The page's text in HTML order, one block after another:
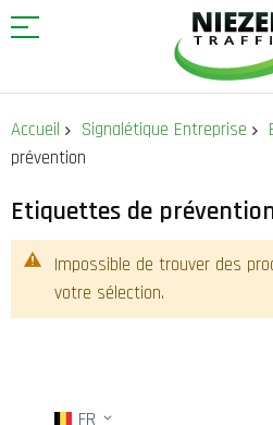
contenu
Accueil Signalétique Entreprise
prévention
Etiquettes de
Impossible de trouver des
votre sélection.
FR